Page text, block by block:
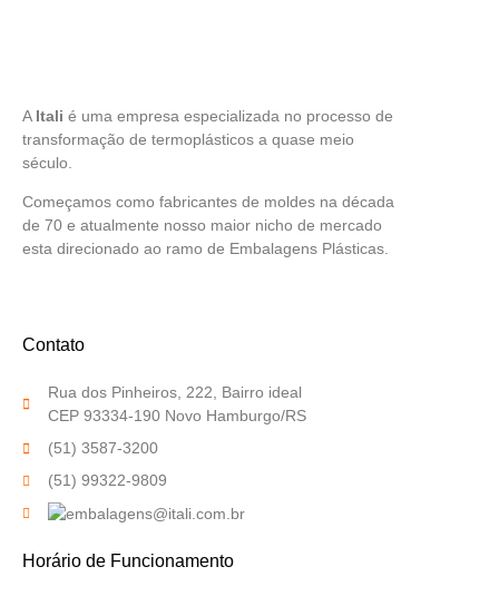
A Itali é uma empresa especializada no processo de
transformação de termoplásticos a quase meio
século.
Começamos como fabricantes de moldes na década
de 70 e atualmente nosso maior nicho de mercado
esta direcionado ao ramo de Embalagens Plásticas.
Contato
Rua dos Pinheiros, 222, Bairro ideal
CEP 93334-190 Novo Hamburgo/RS
(51) 3587-3200
(51) 99322-9809
Horário de Funcionamento